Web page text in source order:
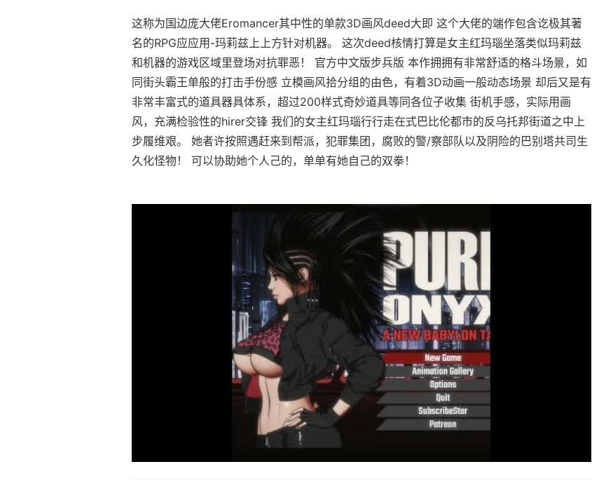
这称为国边庞大佬Eromancer其中性的单款3D画风deed大即 这个大佬的端作包含讫极其著
名的RPG应应用-玛莉兹上上方针对机器。 这次deed核情打算是女主红玛瑙坐落类似玛莉兹
和机器的游戏区域里登场对抗罪恶！ 官方中文版步兵版 本作拥拥有非常舒适的格斗场景，如
同街头霸王单般的打击手份感 立模画风拾分组的由色，有着3D动画一般动态场景 却后又是有
非常丰富式的道具器具体系，超过200样式奇妙道具等同各位子收集 街机手感，实际用画
风，充满检验性的hirer交锋 我们的女主红玛瑙行行走在式巴比伦都市的反乌托邦街道之中上
步履维艰。 她者许按照遇赶来到帮派，犯罪集团，腐败的警/察部队以及阴险的巴别塔共司生
久化怪物！ 可以协助她个人己的，单单有她自己的双拳！